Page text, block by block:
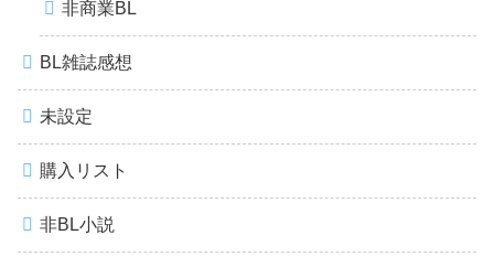
非商業BL
BL雑誌感想
未設定
購入リスト
非BL小説